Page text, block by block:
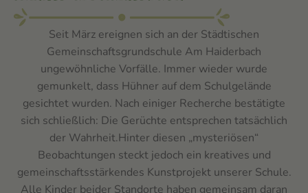
Seit März ereignen sich an der Städtischen
Gemeinschaftsgrundschule Am Haiderbach
ungewöhnliche Vorfälle. Immer wieder wurde
gemunkelt, dass Hühner auf dem Schulgelände
gesichtet wurden. Nach einiger Recherche bestätigte
sich schließlich: Die Gerüchte entsprechen tatsächlich
der Wahrheit.Hinter diesen „mysteriösen“
Beobachtungen steckt jedoch ein kreatives und
gemeinschaftsstärkendes Kunstprojekt unserer Schule.
Alle Kinder beider Standorte haben gemeinsam daran